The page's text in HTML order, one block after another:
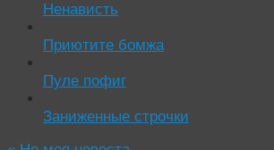
Ненависть
Приютите бомжа
Пуле пофиг
Заниженные строчки